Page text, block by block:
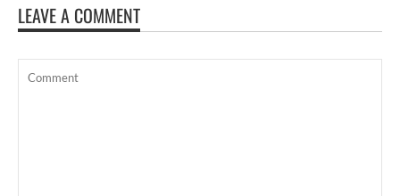
LEAVE A COMMENT